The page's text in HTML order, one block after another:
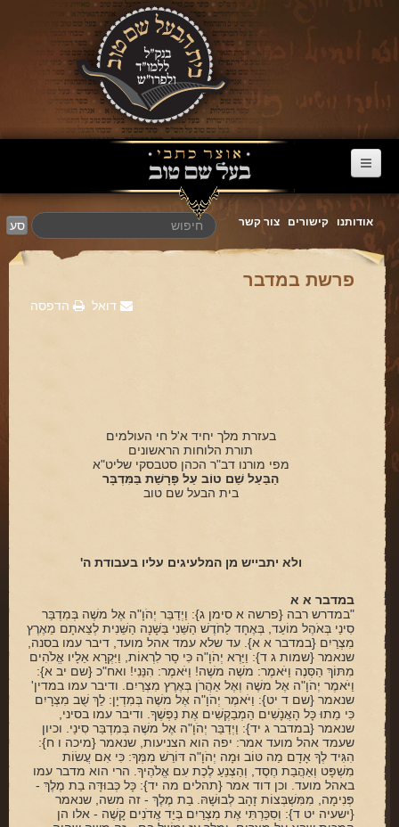
דף הבית
ערוץ הבעל שם טוב
ספירת העומר
חסד
הוד
יסוד
מלכות
סיפורי הבעל שם טוב
הרב שמואל אליהו
הרב מיכי יוספי
ארכיון
סע אודותנו קישורים צור קשר
פרשת במדבר
הדפסה דואל
בעזרת מלך יחיד א'ל חי העולמים
תורת הלוחות הראשונים
מפי מורנו דב"ר הכהן סטבסקי שליט"א
הַבַּעַל שֵׁם טוֹב עַל פָּרָשַׁת בַּמִּדְבָּר
בית הבעל שם טוב
ולא יתבייש מן המלעיגים עליו בעבודת ה'
במדבר א א
"במדרש רבה {פרשה א סימן ג}: וַיְדַבֵּר יְהֹוָ"ה אֶל משֶׁה בְּמִדְבַּר
סִינַי בְּאֹהֶל מוֹעֵד, בְּאֶחָד לַחֹדֶשׁ הַשֵּׁנִי בַּשָּׁנָה הַשֵּׁנִית לְצֵאתָם מֵאֶרֶץ
מִצְרַיִם {במדבר א א}. עד שלא עמד אהל מועד, דיבר עמו בסנה,
שנאמר {שמות ג ד}: וַיַּרְא יְהֹוָ"ה כִּי סָר לִרְאוֹת, וַיִּקְרָא אֵלָיו אֱלֹהִים
מִתּוֹךְ הַסְּנֶה וַיֹּאמֶר: משֶׁה משֶׁה! וַיֹּאמֶר: הִנֵּנִי! ואח"כ {שם יב א}:
וַיֹּאמֶר יְהֹוָ"ה אֶל משֶׁה וְאֶל אַהֲרֹן בְּאֶרֶץ מִצְרַיִם. ודיבר עמו במדין'
שנאמר {שם ד יט}: וַיֹּאמֶר יְהֹוָ"ה אֶל משֶׁה בְּמִדְיָן: לֵךְ שֻׁב מִצְרָיִם
כִּי מֵתוּ כָּל הָאֲנָשִׁים הַמְבַקְשִׁים אֶת נַפְשֶׁךָ. ודיבר עמו בסיני,
שנאמר {במדבר ג יד}: וַיְדַבֵּר יְהֹוָ"ה אֶל משֶׁה בְּמִדְבַּר סִינַי. וכיון
שעמד אהל מועד אמר: יפה הוא הצניעות, שנאמר {מיכה ו ח}:
הִגִּיד לְךָ אָדָם מַה טּוֹב וּמָה יְהֹוָ"ה דּוֹרֵשׁ מִמְּךָ: כִּי אִם עֲשׂוֹת
מִשְׁפָּט וְאַהֲבַת חֶסֶד, וְהַצְנֵעַ לֶכֶת עִם אֱלֹהֶיךָ. הרי הוא מדבר עמו
באהל מועד. וכן דוד אמר {תהלים מה יד}: כָּל כְּבוּדָּה בַת מֶלֶךְ -
פְּנִימָה, מִמִּשְׁבְּצוֹת זָהָב לְבוּשָׁהּ. בַת מֶלֶךְ - זה משה, שנאמר
{ישעיה יט ד}: וְסִכַּרְתִּי אֶת מִצְרַיִם בְּיַד אֲדֹנִים קָשֶׁה - אלו הן